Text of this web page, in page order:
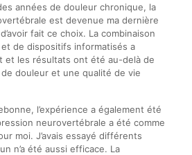
années de douleur chronique, la
est devenue ma dernière
fait ce choix. La combinaison
de dispositifs informatisés a
et les résultats ont été au-delà de
douleur et une qualité de vie
l’expérience a également été
neurovertébrale a été comme
moi. J’avais essayé différents
n’a été aussi efficace. La